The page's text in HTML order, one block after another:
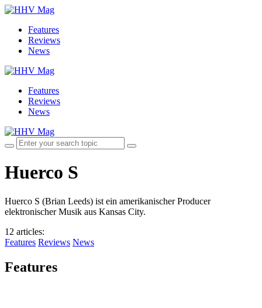
Features
Reviews
News
Features
Reviews
News
Huerco S
Huerco S (Brian Leeds) ist ein amerikanischer Producer
elektronischer Musik aus Kansas City.
12 articles:
Features Reviews News
Features